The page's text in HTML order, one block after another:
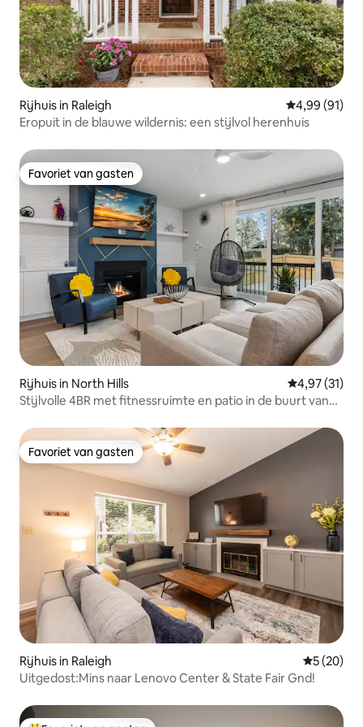
Rijhuis in Raleigh Gemiddelde
4,99 (91)
Eropuit in de blauwe wildernis: een stijlvol herenhuis
Favoriet van gasten
Favoriet van gasten
Rijhuis in North Hills Gemiddelde
4,97 (31)
Stijlvolle 4BR met fitnessruimte en patio in de buurt van
Favoriet van gasten
Favoriet van gasten
Rijhuis in Raleigh
5 (20)
Uitgedost:Mins naar Lenovo Center & State Fair Gnd!